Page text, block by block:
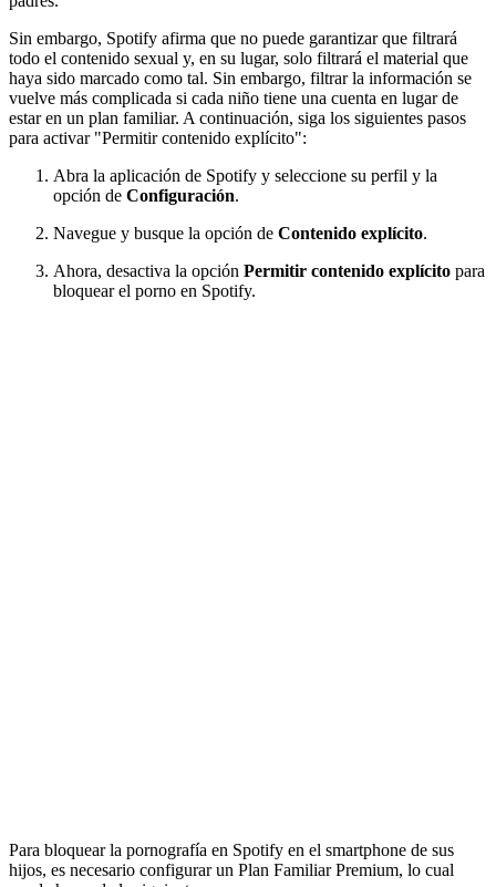
Sin embargo, Spotify afirma que no puede garantizar que filtrará
todo el contenido sexual y, en su lugar, solo filtrará el material que
haya sido marcado como tal. Sin embargo, filtrar la información se
vuelve más complicada si cada niño tiene una cuenta en lugar de
estar en un plan familiar. A continuación, siga los siguientes pasos
para activar "Permitir contenido explícito":
Abra la aplicación de Spotify y seleccione su perfil y la
opción de Configuración.
Navegue y busque la opción de Contenido explícito.
Ahora, desactiva la opción Permitir contenido explícito para
bloquear el porno en Spotify.
Para bloquear la pornografía en Spotify en el smartphone de sus
hijos, es necesario configurar un Plan Familiar Premium, lo cual